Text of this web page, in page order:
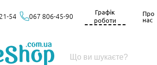
54 067 806-45-90
Графік
роботи
Про
нас